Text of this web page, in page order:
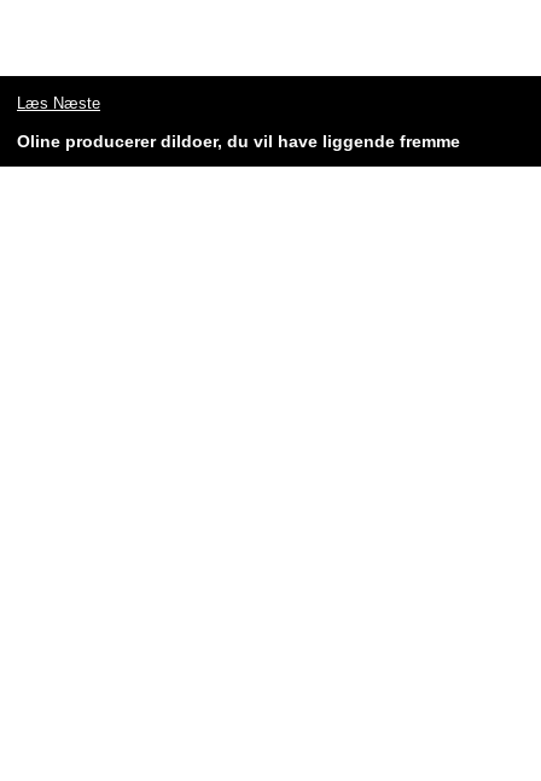
Læs Næste
Oline producerer dildoer, du vil have liggende fremme